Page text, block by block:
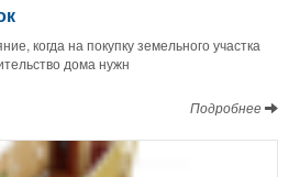
когда на покупку земельного участка
дома нужн
Подробнее